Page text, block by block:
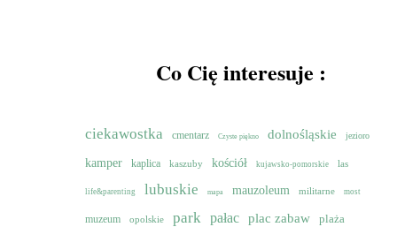
Co Cię interesuje :
ciekawostka cmentarz Czyste piękno dolnośląskie jezioro
kamper kaplica kaszuby kościół kujawsko-pomorskie las
life&parenting lubuskie mapa mauzoleum militarne most
muzeum opolskie park pałac plac zabaw plaża